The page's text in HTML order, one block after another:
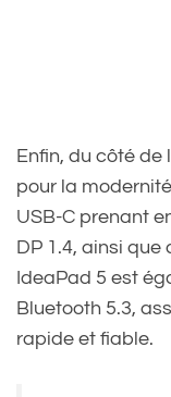
Enfin, du côté
pour la
USB-C prenant
DP 1.4, ainsi que
IdeaPad 5 est
Bluetooth 5.3,
rapide et fiable.